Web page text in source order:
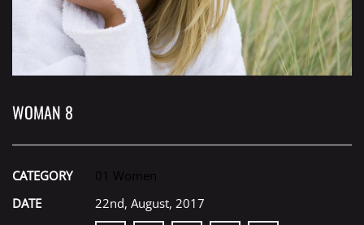
WOMAN 8
CATEGORY
01 Women
DATE
22nd, August, 2017